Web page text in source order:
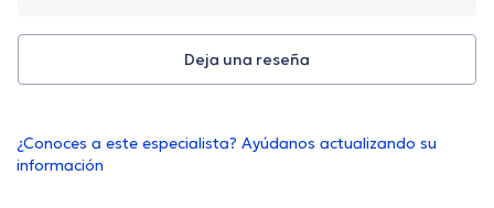
Deja una reseña
¿Conoces a este especialista? Ayúdanos actualizando su
información